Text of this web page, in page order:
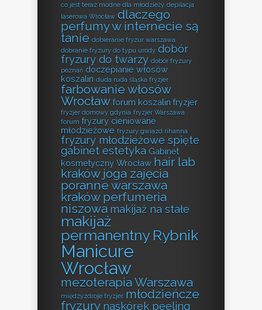
co jest teraz modne dla młodzieży depilacja
laserowa Wrocław dlaczego
perfumy w internecie są
tanie dobieranie fryzur warszawa
dobranie fryzury do typu urody dobór
fryzury do twarzy dobór fryzury
poznań doczepianie włosów
koszalin duda ruda śląska fryzjer
farbowanie włosów
Wrocław forum koszalin fryzjer
fryzjer domowy gdynia fryzjer Warszawa
forum fryzury cieniowane
młodzieżowe fryzury gwiazd rihanna
fryzury młodzieżowe spięte
gabinet estetyka Gabinet
kosmetyczny Wrocław hair lab
kraków joga zajęcia
poranne warszawa
kraków perfumeria
niszowa makijaż na stałe
makijaż
permanentny Rybnik
Manicure
Wrocław
mezoterapia Warszawa
międzyzdroje fryzjer młodzieńcze
fryzury naskórek peeling